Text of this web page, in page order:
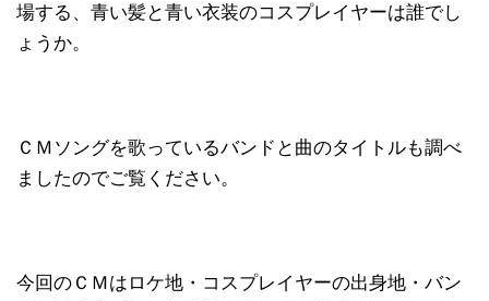
場する、青い髪と青い衣装のコスプレイヤーは誰でし
ょうか。
ＣＭソングを歌っているバンドと曲のタイトルも調べ
ましたのでご覧ください。
今回のＣＭはロケ地・コスプレイヤーの出身地・バン